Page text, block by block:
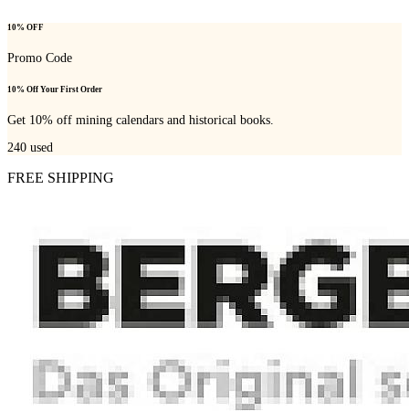
10% OFF
Promo Code
10% Off Your First Order
Get 10% off mining calendars and historical books.
240 used
FREE SHIPPING